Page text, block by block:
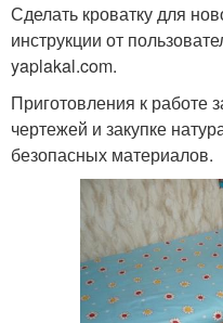
Сделать кроватку для
инструкции от
yaplakal.com.
Приготовления к работе
чертежей и закупке
безопасных материалов.